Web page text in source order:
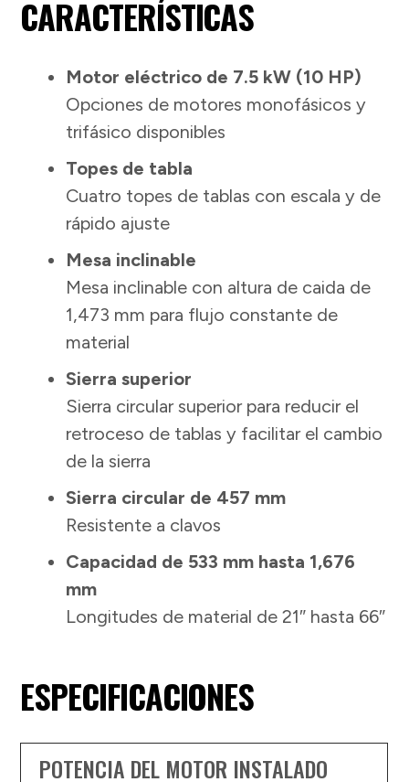
CARACTERÍSTICAS
Motor eléctrico de 7.5 kW (10 HP)
Opciones de motores monofásicos y
trifásico disponibles
Topes de tabla
Cuatro topes de tablas con escala y de
rápido ajuste
Mesa inclinable
Mesa inclinable con altura de caida de
1,473 mm para flujo constante de
material
Sierra superior
Sierra circular superior para reducir el
retroceso de tablas y facilitar el cambio
de la sierra
Sierra circular de 457 mm
Resistente a clavos
Capacidad de 533 mm hasta 1,676
mm
Longitudes de material de 21″ hasta 66″
ESPECIFICACIONES
POTENCIA DEL MOTOR INSTALADO